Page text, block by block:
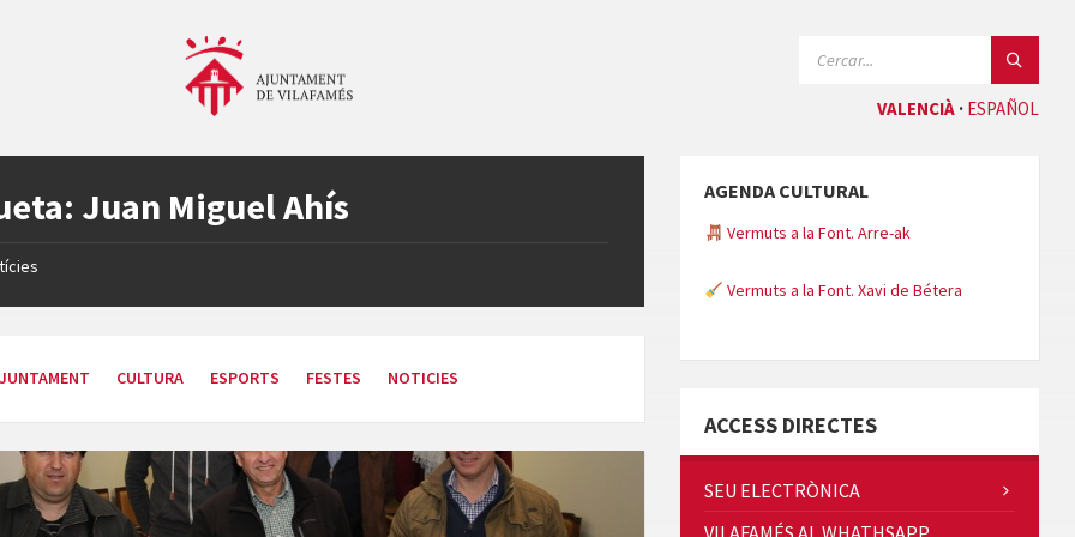
VALENCIÀ ESPAÑOL
Juan Miguel Ahís
CULTURA ESPORTS FESTES NOTICIES
AGENDA CULTURAL
Vermuts a la Font. Arre-ak
Vermuts a la Font. Xavi de Bétera
ACCESS DIRECTES
SEU ELECTRÒNICA